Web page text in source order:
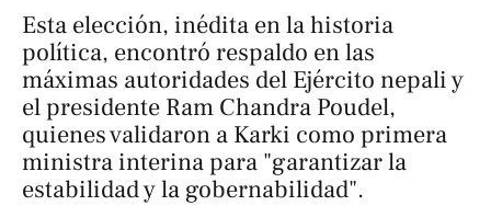
Esta elección, inédita en la historia
política, encontró respaldo en las
máximas autoridades del Ejército nepali y
el presidente Ram Chandra Poudel,
quienes validaron a Karki como primera
ministra interina para "garantizar la
estabilidad y la gobernabilidad".